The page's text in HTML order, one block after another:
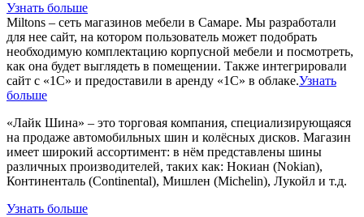
Узнать больше
Miltons – сеть магазинов мебели в Самаре. Мы разработали
для нее сайт, на котором пользователь может подобрать
необходимую комплектацию корпусной мебели и посмотреть,
как она будет выглядеть в помещении. Также интегрировали
сайт с «1С» и предоставили в аренду «1С» в облаке.Узнать
больше
«Лайк Шина» – это торговая компания, специализирующаяся
на продаже автомобильных шин и колёсных дисков. Магазин
имеет широкий ассортимент: в нём представлены шины
различных производителей, таких как: Нокиан (Nokian),
Континенталь (Continental), Мишлен (Michelin), Лукойл и т.д.
Узнать больше